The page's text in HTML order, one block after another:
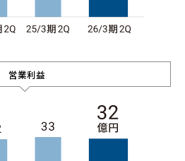
営業利益